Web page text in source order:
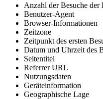
Anzahl der Besuche der
Benutzer-Agent
Browser-Informationen
Zeitzone
Zeitpunkt des ersten
Datum und Uhrzeit des
Seitentitel
Referrer URL
Nutzungsdaten
Geräteinformation
Geographische Lage